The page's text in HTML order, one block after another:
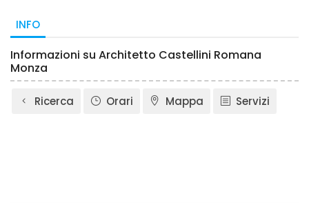
INFO
Informazioni su Architetto Castellini Romana
Monza
Ricerca Orari Mappa Servizi